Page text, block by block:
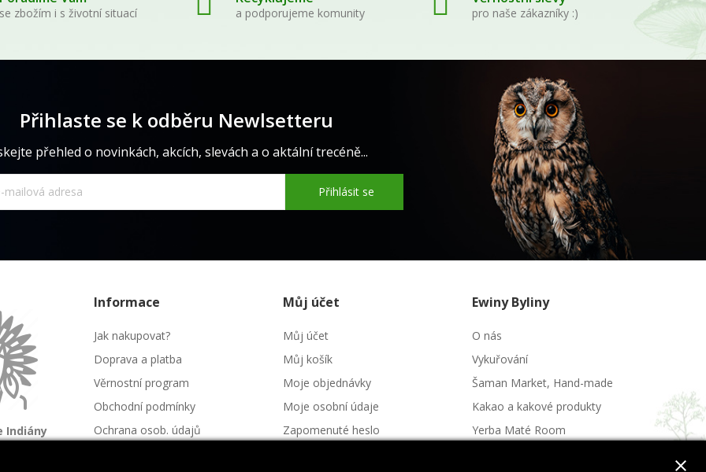
se zbožím i s životní situací a podporujeme komunity pro naše zákazníky :)
Přihlaste se k odběru Newlsetteru
přehled o novinkách, akcích, slevách a o aktální trecéně...
Přihlásit se
Indiány
kmeny
Informace
Jak nakupovat?
Doprava a platba
Věrnostní program
Obchodní podmínky
Ochrana osob. údajů
Můj účet
Můj účet
Můj košík
Moje objednávky
Moje osobní údaje
Zapomenuté heslo
Ewiny Byliny
O nás
Vykuřování
Šaman Market, Hand-made
Kakao a kakové produkty
Yerba Maté Room
close